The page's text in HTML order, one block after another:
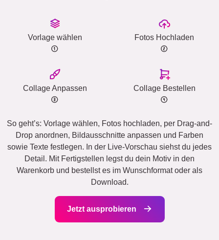
Vorlage wählen Fotos Hochladen
Collage Anpassen Collage Bestellen
So geht’s: Vorlage wählen, Fotos hochladen, per Drag-and-
Drop anordnen, Bildausschnitte anpassen und Farben
sowie Texte festlegen. In der Live-Vorschau siehst du jedes
Detail. Mit Fertigstellen legst du dein Motiv in den
Warenkorb und bestellst es im Wunschformat oder als
Download.
Jetzt ausprobieren